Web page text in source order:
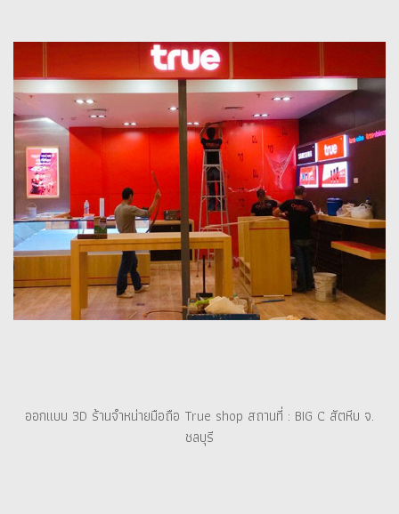
ออกแบบ 3D ร้านจำหน่ายมือถือ True shop สถานที่ : BIG C สัตหีบ จ.
ชลบุรี